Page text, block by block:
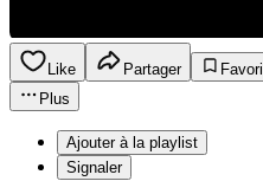
Like Partager
Favori
Plus
Ajouter à la playlist
Signaler